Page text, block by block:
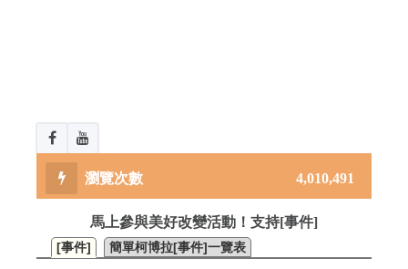
4,010,491
馬上參與美好改變活動！支持[事件]
[事件] 簡單柯博拉[事件]一覽表